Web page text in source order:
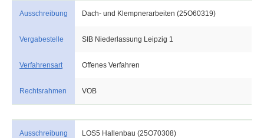
Ausschreibung Dach- und Klempnerarbeiten (25O60319)
Vergabestelle SIB Niederlassung Leipzig 1
Verfahrensart Offenes Verfahren
Rechtsrahmen VOB
Ausschreibung LOS5 Hallenbau (25O70308)